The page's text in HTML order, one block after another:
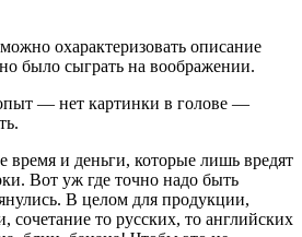
охарактеризовать описание
было сыграть на воображении.
— нет картинки в голове —
время и деньги, которые лишь вредят
Вот уж где точно надо быть
В целом для продукции,
сочетание то русских, то английских